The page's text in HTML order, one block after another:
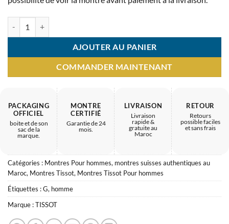
AJOUTER AU PANIER
COMMANDER MAINTENANT
PACKAGING
OFFICIEL
boite et de son
sac de la
marque.
MONTRE
CERTIFIÉ
Garantie de 24
mois.
LIVRAISON
Livraison
rapide &
gratuite au
Maroc
RETOUR
Retours
possible faciles
et sans frais
Catégories : Montres Pour hommes, montres suisses authentiques au
Maroc, Montres Tissot, Montres Tissot Pour hommes
Étiquettes :G, homme
Marque :TISSOT